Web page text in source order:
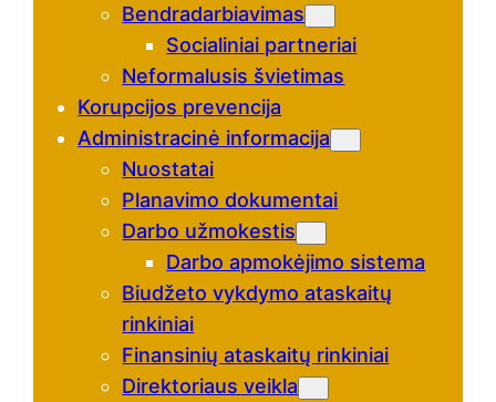
Bendradarbiavimas
Socialiniai partneriai
Neformalusis švietimas
Korupcijos prevencija
Administracinė informacija
Nuostatai
Planavimo dokumentai
Darbo užmokestis
Darbo apmokėjimo sistema
Biudžeto vykdymo ataskaitų
rinkiniai
Finansinių ataskaitų rinkiniai
Direktoriaus veikla